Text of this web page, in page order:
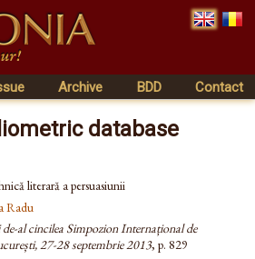
Archive BDD Contact
database
literară a persuasiunii
Radu
al cincilea Simpozion Internațional de
27-28 septembrie 2013, p. 829